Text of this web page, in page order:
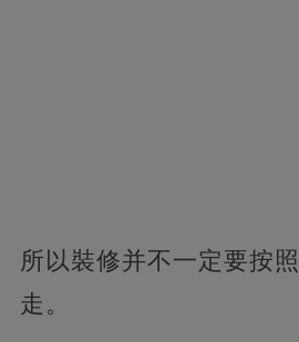
所以裝修并不一定要按
走。